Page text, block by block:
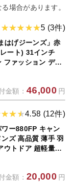
場合があります。
5 (3件)
はげジーンズ」赤
レート) 31インチ
ファッション デラ
リート おしゃれ
金額：46,000 円
4.58 (12件)
ー880FP キャン
ズ 高品質 薄手 羽
ウトドア 超軽量
ント キャンプ ゴ
ンOK 防寒 ファ
金額：20,000 円